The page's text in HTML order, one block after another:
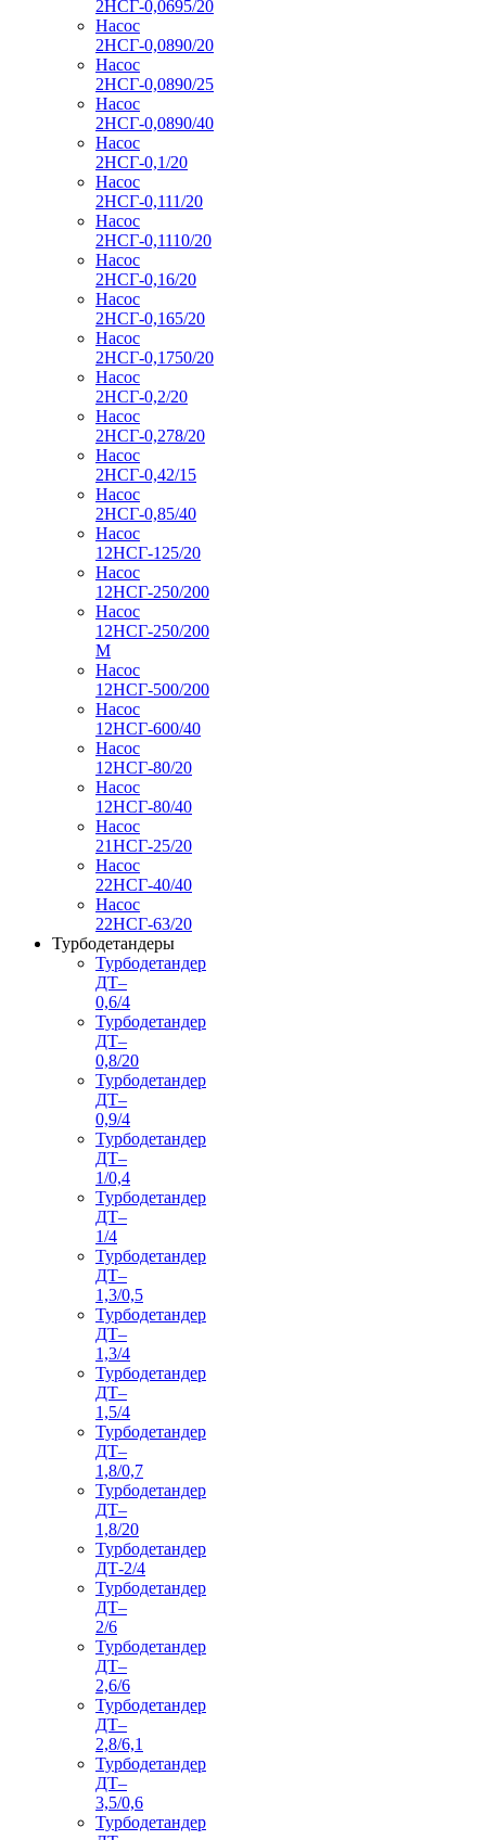
2НСГ-0,0695/20
Насос
2НСГ-0,0890/20
Насос
2НСГ-0,0890/25
Насос
2НСГ-0,0890/40
Насос
2НСГ-0,1/20
Насос
2НСГ-0,111/20
Насос
2НСГ-0,1110/20
Насос
2НСГ-0,16/20
Насос
2НСГ-0,165/20
Насос
2НСГ-0,1750/20
Насос
2НСГ-0,2/20
Насос
2НСГ-0,278/20
Насос
2НСГ-0,42/15
Насос
2НСГ-0,85/40
Насос
12НСГ-125/20
Насос
12НСГ-250/200
Насос
12НСГ-250/200
М
Насос
12НСГ-500/200
Насос
12НСГ-600/40
Насос
12НСГ-80/20
Насос
12НСГ-80/40
Насос
21НСГ-25/20
Насос
22НСГ-40/40
Насос
22НСГ-63/20
Турбодетандеры
Турбодетандер
ДТ–
0,6/4
Турбодетандер
ДТ–
0,8/20
Турбодетандер
ДТ–
0,9/4
Турбодетандер
ДТ–
1/0,4
Турбодетандер
ДТ–
1/4
Турбодетандер
ДТ–
1,3/0,5
Турбодетандер
ДТ–
1,3/4
Турбодетандер
ДТ–
1,5/4
Турбодетандер
ДТ–
1,8/0,7
Турбодетандер
ДТ–
1,8/20
Турбодетандер
ДТ-2/4
Турбодетандер
ДТ–
2/6
Турбодетандер
ДТ–
2,6/6
Турбодетандер
ДТ–
2,8/6,1
Турбодетандер
ДТ–
3,5/0,6
Турбодетандер